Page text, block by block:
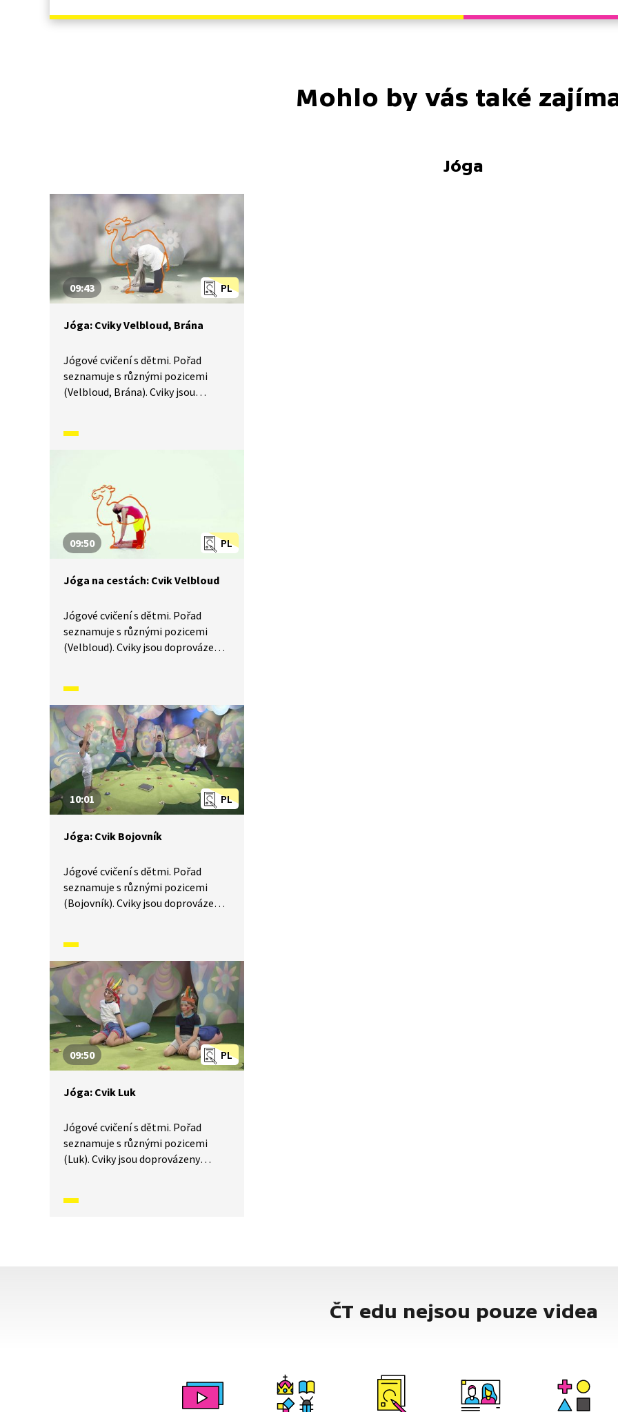
Mohlo by vás také
Jóga
PL
09:43
Jóga: Cviky Velbloud, Brána
Jógové cvičení s dětmi. Pořad
seznamuje s různými pozicemi
(Velbloud, Brána). Cviky jsou
i dechové a relaxační cvičení.
PL
09:50
Jóga na cestách: Cvik Velbloud
Jógové cvičení s dětmi. Pořad
seznamuje s různými pozicemi
(Velbloud). Cviky jsou doprovázeny
cvičení.
PL
10:01
Jóga: Cvik Bojovník
Jógové cvičení s dětmi. Pořad
seznamuje s různými pozicemi
(Bojovník). Cviky jsou doprovázeny
cvičení.
PL
09:50
Jóga: Cvik Luk
Jógové cvičení s dětmi. Pořad
seznamuje s různými pozicemi
(Luk). Cviky jsou doprovázeny
cvičení.
ČT edu nejsou pouze videa